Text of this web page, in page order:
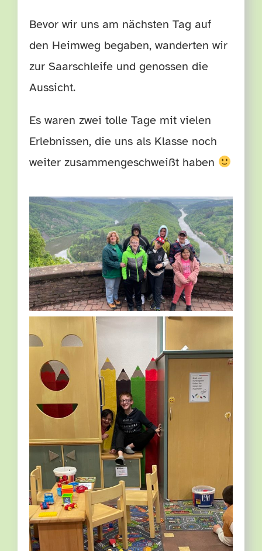
Bevor wir uns am nächsten Tag auf
den Heimweg begaben, wanderten wir
zur Saarschleife und genossen die
Aussicht.
Es waren zwei tolle Tage mit vielen
Erlebnissen, die uns als Klasse noch
weiter zusammengeschweißt haben